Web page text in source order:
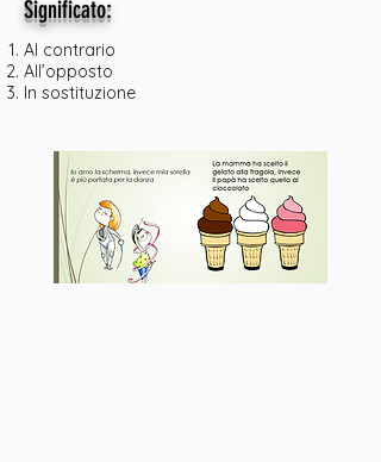
Significato:
Al contrario
All’opposto
In sostituzione